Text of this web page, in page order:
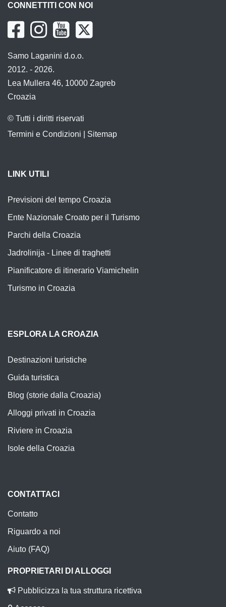
CONNETTITI CON NOI
Samo Laganini d.o.o.
2012. - 2026.
Lea Mullera 46, 10000 Zagreb
Croazia
© Tutti i diritti riservati
Termini e Condizioni
Sitemap
LINK UTILI
Previsioni del tempo Croazia
Ente Nazionale Croato per il Turismo
Parchi della Croazia
Jadrolinija - Linee di traghetti
Pianificatore di itinerario Viamichelin
Turismo in Croazia
ESPLORA LA CROAZIA
Destinazioni turistiche
Guida turistica
Blog (storie dalla Croazia)
Alloggi privati in Croazia
Riviere in Croazia
Isole della Croazia
CONTATTACI
Contatto
Riguardo a noi
Aiuto (FAQ)
PROPRIETARI DI ALLOGGI
Pubblicizza la tua struttura ricettiva